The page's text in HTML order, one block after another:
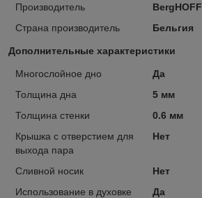
Производитель
BergHOFF
Страна производитель
Бельгия
Дополнительные характеристики
Многослойное дно
Да
Толщина дна
5 мм
Толщина стенки
0.6 мм
Крышка с отверстием для
выхода пара
Нет
Сливной носик
Нет
Использование в духовке
Да